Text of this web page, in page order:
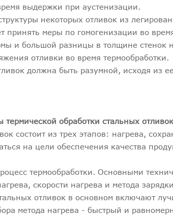
выдержки при аустенизации.
некоторых отливок из
принять меры по гомогенизации во
и большой разницы в толщине стенок
отливки во время термообработки.
должна быть разумной, исходя из
обработки стальных
состоит из трех этапов: нагрева,
на цели обеспечения качества
термообработки. Основными
скорости нагрева и метода
отливок в основном включают
метода нагрева - быстрый и